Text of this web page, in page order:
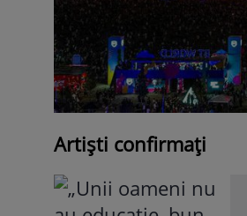
Artiști confirmați